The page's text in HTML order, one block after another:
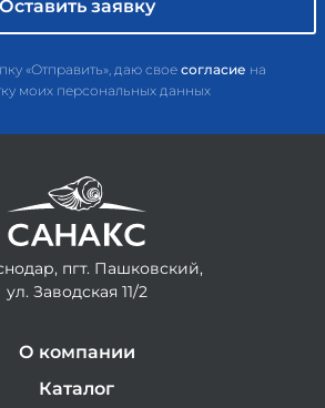
«Отправить», даю свое согласие на
моих персональных данных
пгт. Пашковский,
ул. Заводская 11/2
О компании
Каталог